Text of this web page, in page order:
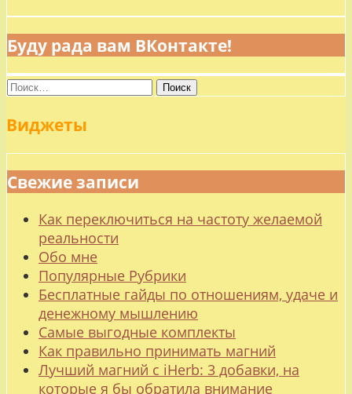
Буду рада вам ВКонтакте!
Найти:
Виджеты
Свежие записи
Как переключиться на частоту желаемой
реальности
Обо мне
Популярные Рубрики
Бесплатные гайды по отношениям, удаче и
денежному мышлению
Самые выгодные комплекты
Как правильно принимать магний
Лучший магний с iHerb: 3 добавки, на
которые я бы обратила внимание